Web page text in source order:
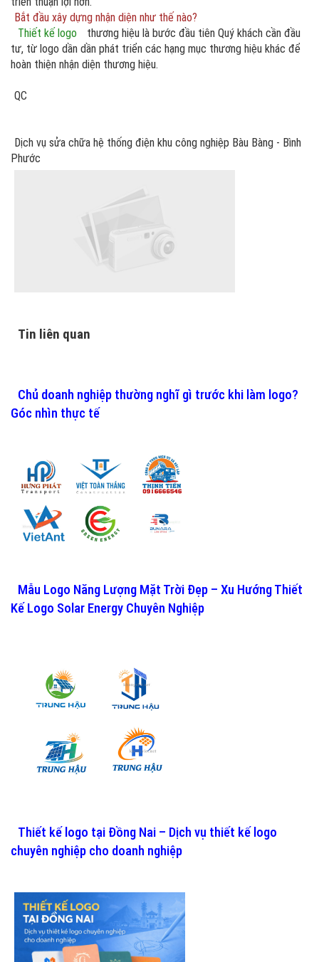
Bắt đầu xây dựng nhận diện như thế nào?
Thiết kế logo
thương hiệu là bước đầu tiên Quý khách cần đầu
tư, từ logo dần dần phát triển các hạng mục thương hiệu khác để
hoàn thiện nhận diện thương hiệu.
QC
Dịch vụ sửa chữa hệ thống điện khu công nghiệp Bàu Bàng - Bình
Phước
Tin liên quan
Chủ doanh nghiệp thường nghĩ gì trước khi làm logo?
Góc nhìn thực tế
Mẫu Logo Năng Lượng Mặt Trời Đẹp – Xu Hướng Thiết
Kế Logo Solar Energy Chuyên Nghiệp
Thiết kế logo tại Đồng Nai – Dịch vụ thiết kế logo
chuyên nghiệp cho doanh nghiệp